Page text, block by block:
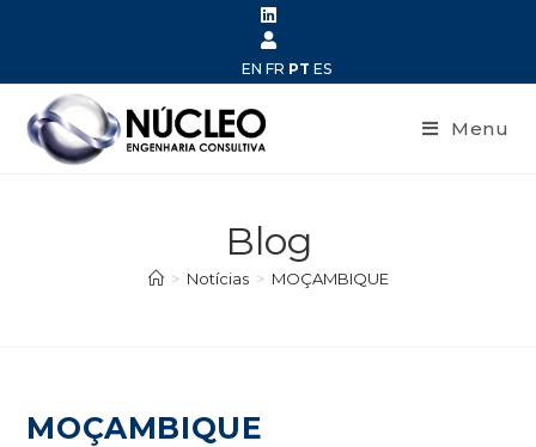
EN FR PT ES
Menu
Blog
> Notícias > MOÇAMBIQUE
MOÇAMBIQUE